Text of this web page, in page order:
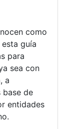
como
guía
para
sea con
a
base de
entidades